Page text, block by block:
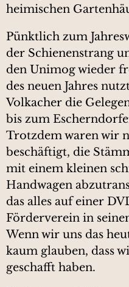
heimischen
Pünktlich zum
der Schienenstrang
den Unimog wieder
des neuen Jahres
Volkacher die
bis zum
Trotzdem waren wir
beschäftigt, die
mit einem kleinen
Handwagen
das alles auf einer
Förderverein in
Wenn wir uns das
kaum glauben, dass
geschafft haben.